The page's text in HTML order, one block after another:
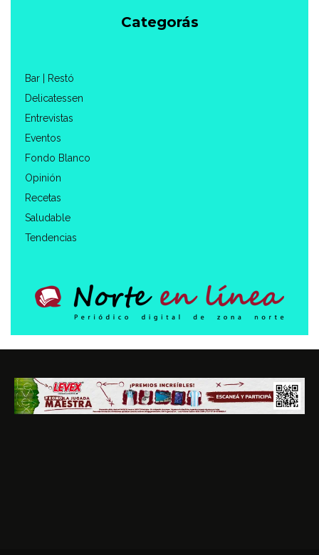
Categorás
Bar | Restó
Delicatessen
Entrevistas
Eventos
Fondo Blanco
Opinión
Recetas
Saludable
Tendencias